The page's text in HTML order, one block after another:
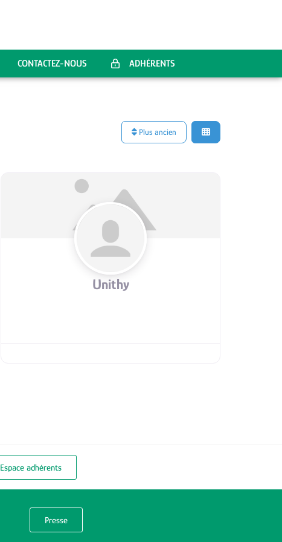
CONTACTEZ-NOUS ADHÉRENTS
Plus ancien
Unithy
Espace adhérents
Presse